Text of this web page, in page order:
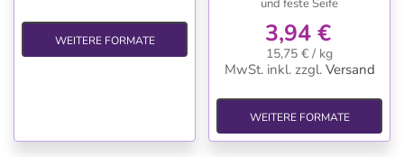
WEITERE FORMATE
und feste Seife
3,94 €
15,75 € / kg
MwSt. inkl. zzgl. Versand
WEITERE FORMATE